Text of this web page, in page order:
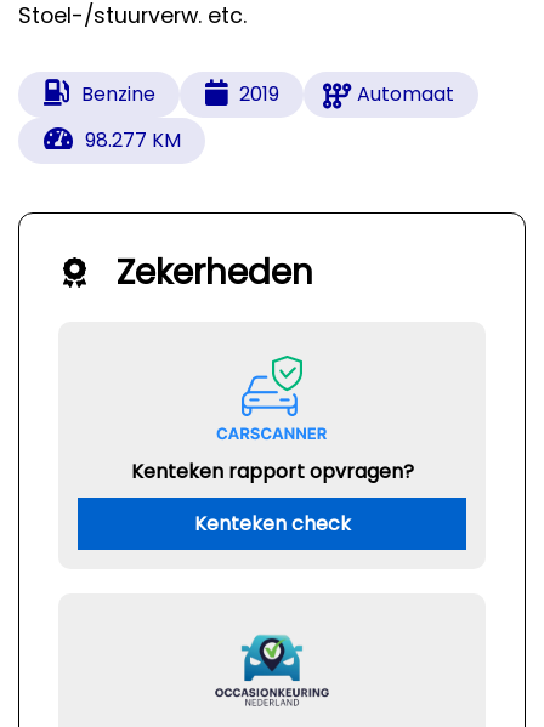
Stoel-/stuurverw. etc.
Benzine 2019
Automaat
98.277 KM
Zekerheden
Kenteken rapport opvragen?
Kenteken check